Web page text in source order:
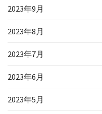
2023年9月
2023年8月
2023年7月
2023年6月
2023年5月